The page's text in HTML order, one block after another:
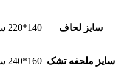
140*220 سانتی متر
تشک 160*240 سانتی متر